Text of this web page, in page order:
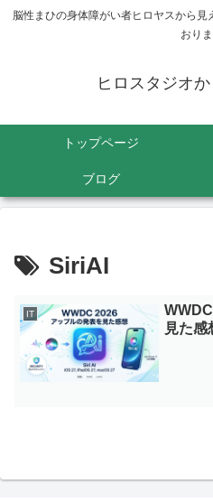
脳性まひの身体障がい者ヒロヤスから
おり
ヒロスタジオ
トップページ
ブログ
SiriAI
IT
見た感